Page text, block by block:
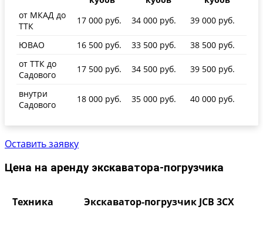
от МКАД до
ТТК
17 000 руб. 34 000 руб. 39 000 руб.
ЮВАО 16 500 руб. 33 500 руб.
38 500 руб.
от ТТК до
Садового
17 500 руб. 34 500 руб. 39 500 руб.
внутри
Садового
18 000 руб. 35 000 руб. 40 000 руб.
Оставить заявку
Цена на аренду экскаватора-погрузчика
Техника Экскаватор-погрузчик JCB 3CX